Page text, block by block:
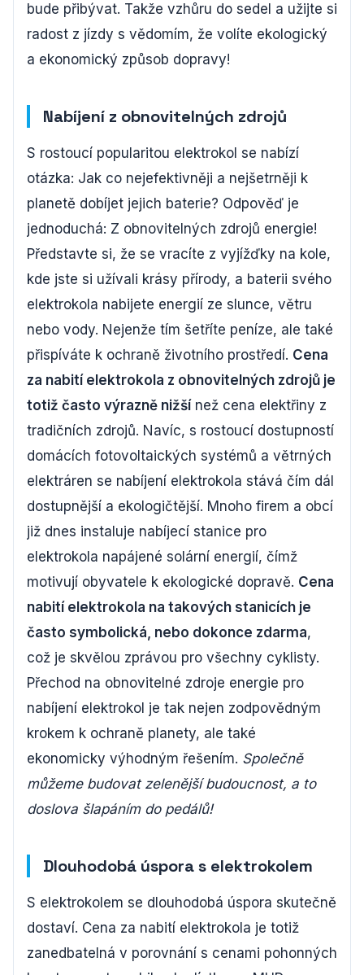
bude přibývat. Takže vzhůru do sedel a užijte si
radost z jízdy s vědomím, že volíte ekologický
a ekonomický způsob dopravy!
Nabíjení z obnovitelných zdrojů
S rostoucí popularitou elektrokol se nabízí
otázka: Jak co nejefektivněji a nejšetrněji k
planetě dobíjet jejich baterie? Odpověď je
jednoduchá: Z obnovitelných zdrojů energie!
Představte si, že se vracíte z vyjížďky na kole,
kde jste si užívali krásy přírody, a baterii svého
elektrokola nabijete energií ze slunce, větru
nebo vody. Nejenže tím šetříte peníze, ale také
přispíváte k ochraně životního prostředí. Cena
za nabití elektrokola z obnovitelných zdrojů je
totiž často výrazně nižší než cena elektřiny z
tradičních zdrojů. Navíc, s rostoucí dostupností
domácích fotovoltaických systémů a větrných
elektráren se nabíjení elektrokola stává čím dál
dostupnější a ekologičtější. Mnoho firem a obcí
již dnes instaluje nabíjecí stanice pro
elektrokola napájené solární energií, čímž
motivují obyvatele k ekologické dopravě. Cena
nabití elektrokola na takových stanicích je
často symbolická, nebo dokonce zdarma,
což je skvělou zprávou pro všechny cyklisty.
Přechod na obnovitelné zdroje energie pro
nabíjení elektrokol je tak nejen zodpovědným
krokem k ochraně planety, ale také
ekonomicky výhodným řešením. Společně
můžeme budovat zelenější budoucnost, a to
doslova šlapáním do pedálů!
Dlouhodobá úspora s elektrokolem
S elektrokolem se dlouhodobá úspora skutečně
dostaví. Cena za nabití elektrokola je totiž
zanedbatelná v porovnání s cenami pohonných